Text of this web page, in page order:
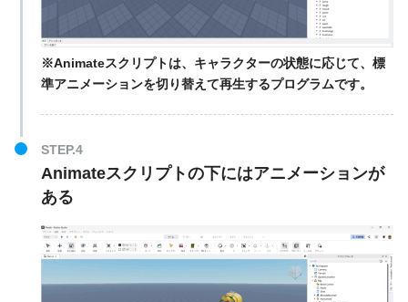
※Animateスクリプトは、キャラクターの状態に応じて、標
準アニメーションを切り替えて再生するプログラムです。
STEP.4
Animateスクリプトの下にはアニメーションが
ある